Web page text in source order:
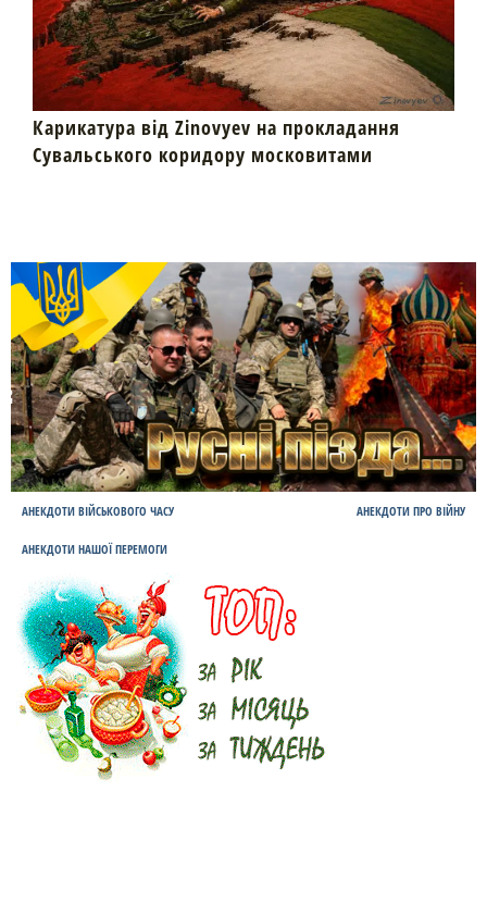
Карикатура від Zinovyev на прокладання
Сувальського коридору московитами
АНЕКДОТИ ВІЙСЬКОВОГО ЧАСУ АНЕКДОТИ ПРО ВІЙНУ
АНЕКДОТИ НАШОЇ ПЕРЕМОГИ